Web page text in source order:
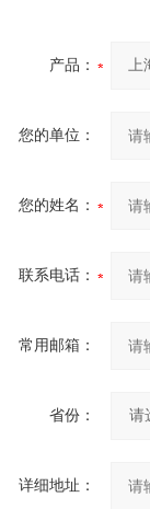
产品：
您的单位：
您的姓名：
联系电话：
常用邮箱：
省份：
详细地址：